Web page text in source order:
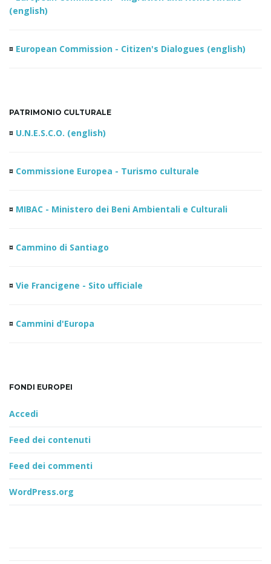
(english)
¤ European Commission - Citizen's Dialogues (english)
PATRIMONIO CULTURALE
¤ U.N.E.S.C.O. (english)
¤ Commissione Europea - Turismo culturale
¤ MIBAC - Ministero dei Beni Ambientali e Culturali
¤ Cammino di Santiago
¤ Vie Francigene - Sito ufficiale
¤ Cammini d'Europa
FONDI EUROPEI
Accedi
Feed dei contenuti
Feed dei commenti
WordPress.org